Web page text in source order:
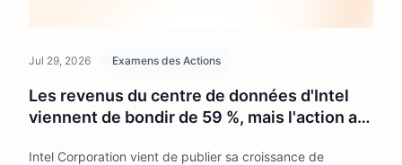
Jul 29, 2026 Examens des Actions
Les revenus du centre de données d'Intel
viennent de bondir de 59 %, mais l'action a
Intel Corporation vient de publier sa croissance de